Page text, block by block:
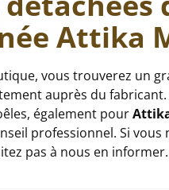
Attika
vous trouverez un
auprès du
également pour
professionnel. Si
pas à nous en informer.